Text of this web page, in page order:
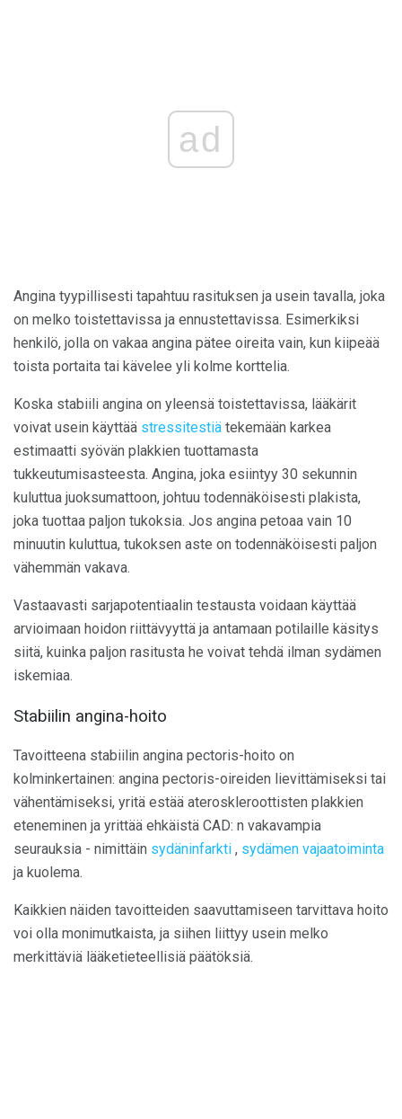
ad
Angina tyypillisesti tapahtuu rasituksen ja usein tavalla, joka
on melko toistettavissa ja ennustettavissa. Esimerkiksi
henkilö, jolla on vakaa angina pätee oireita vain, kun kiipeää
toista portaita tai kävelee yli kolme korttelia.
Koska stabiili angina on yleensä toistettavissa, lääkärit
voivat usein käyttää stressitestiä tekemään karkea
estimaatti syövän plakkien tuottamasta
tukkeutumisasteesta. Angina, joka esiintyy 30 sekunnin
kuluttua juoksumattoon, johtuu todennäköisesti plakista,
joka tuottaa paljon tukoksia. Jos angina petoaa vain 10
minuutin kuluttua, tukoksen aste on todennäköisesti paljon
vähemmän vakava.
Vastaavasti sarjapotentiaalin testausta voidaan käyttää
arvioimaan hoidon riittävyyttä ja antamaan potilaille käsitys
siitä, kuinka paljon rasitusta he voivat tehdä ilman sydämen
iskemiaa.
Stabiilin angina-hoito
Tavoitteena stabiilin angina pectoris-hoito on
kolminkertainen: angina pectoris-oireiden lievittämiseksi tai
vähentämiseksi, yritä estää ateroskleroottisten plakkien
eteneminen ja yrittää ehkäistä CAD: n vakavampia
seurauksia - nimittäin sydäninfarkti , sydämen vajaatoiminta
ja kuolema.
Kaikkien näiden tavoitteiden saavuttamiseen tarvittava hoito
voi olla monimutkaista, ja siihen liittyy usein melko
merkittäviä lääketieteellisiä päätöksiä.